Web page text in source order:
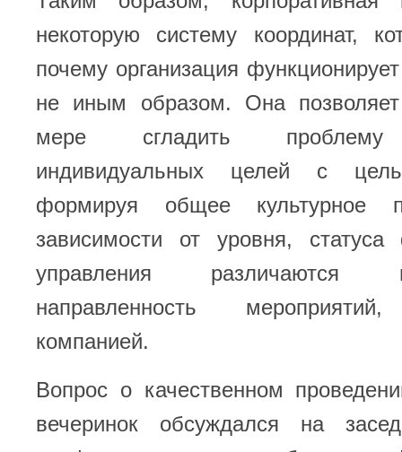
некоторую систему координат,
почему организация
не иным образом. Она позволяет
мере сгладить проблему
индивидуальных целей с
формируя общее культурное
зависимости от уровня,
управления
направленность
компанией.
Вопрос о качественном
вечеринок обсуждался на